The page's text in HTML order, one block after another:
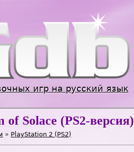
игр на русский язык
of Solace (PS2-версия)
» PlayStation 2 (PS2)